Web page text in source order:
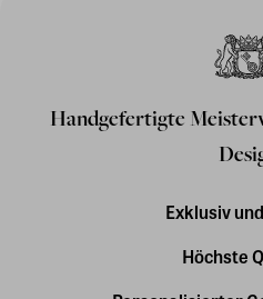
Handgefertigte
Exklusiv
Höchste